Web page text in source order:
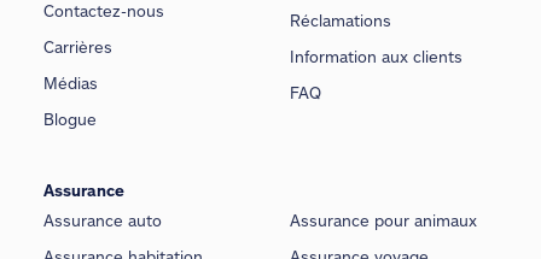
Contactez-nous
Carrières
Médias
Blogue
Réclamations
Information aux clients
FAQ
Assurance
Assurance auto
Assurance pour animaux